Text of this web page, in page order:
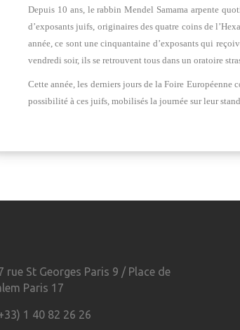
Depuis 10 ans, le rabbin Mendel Samama arpente
d’exposants juifs, originaires des quatre coins de
année, ce sont une cinquantaine d’exposants qui
vendredi soir, ils se retrouvent tous dans un oratoire
Cette année, les derniers jours de la Foire
possibilité à ces juifs, mobilisés la journée sur leur
rue St Georges Paris 9 / Place de
Paris 17
1 40 82 26 26